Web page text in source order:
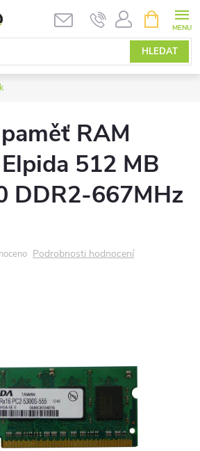
HLEDAT
NÁKUPNÍ
KOŠÍK
RAM
512 MB
DDR2-667MHz
Podrobnosti hodnocení